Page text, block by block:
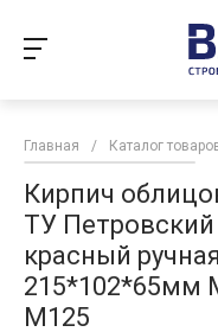
Главная / Каталог
Кирпич
ТУ
красный
215*102*65мм
М125